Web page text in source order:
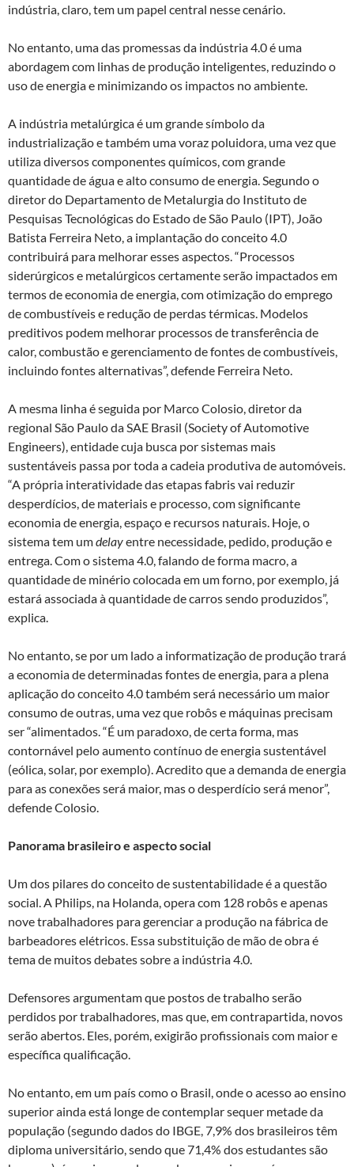
indústria, claro, tem um papel central nesse cenário.
No entanto, uma das promessas da indústria 4.0 é uma
abordagem com linhas de produção inteligentes, reduzindo o
uso de energia e minimizando os impactos no ambiente.
A indústria metalúrgica é um grande símbolo da
industrialização e também uma voraz poluidora, uma vez que
utiliza diversos componentes químicos, com grande
quantidade de água e alto consumo de energia. Segundo o
diretor do Departamento de Metalurgia do Instituto de
Pesquisas Tecnológicas do Estado de São Paulo (IPT), João
Batista Ferreira Neto, a implantação do conceito 4.0
contribuirá para melhorar esses aspectos. “Processos
siderúrgicos e metalúrgicos certamente serão impactados em
termos de economia de energia, com otimização do emprego
de combustíveis e redução de perdas térmicas. Modelos
preditivos podem melhorar processos de transferência de
calor, combustão e gerenciamento de fontes de combustíveis,
incluindo fontes alternativas”, defende Ferreira Neto.
A mesma linha é seguida por Marco Colosio, diretor da
regional São Paulo da SAE Brasil (Society of Automotive
Engineers), entidade cuja busca por sistemas mais
sustentáveis passa por toda a cadeia produtiva de automóveis.
“A própria interatividade das etapas fabris vai reduzir
desperdícios, de materiais e processo, com significante
economia de energia, espaço e recursos naturais. Hoje, o
sistema tem umdelayentre necessidade, pedido, produção e
entrega. Com o sistema 4.0, falando de forma macro, a
quantidade de minério colocada em um forno, por exemplo, já
estará associada à quantidade de carros sendo produzidos”,
explica.
No entanto, se por um lado a informatização de produção trará
a economia de determinadas fontes de energia, para a plena
aplicação do conceito 4.0 também será necessário um maior
consumo de outras, uma vez que robôs e máquinas precisam
ser “alimentados. “É um paradoxo, de certa forma, mas
contornável pelo aumento contínuo de energia sustentável
(eólica, solar, por exemplo). Acredito que a demanda de energia
para as conexões será maior, mas o desperdício será menor”,
defende Colosio.
Panorama brasileiro e aspecto social
Um dos pilares do conceito de sustentabilidade é a questão
social. A Philips, na Holanda, opera com 128 robôs e apenas
nove trabalhadores para gerenciar a produção na fábrica de
barbeadores elétricos. Essa substituição de mão de obra é
tema de muitos debates sobre a indústria 4.0.
Defensores argumentam que postos de trabalho serão
perdidos por trabalhadores, mas que, em contrapartida, novos
serão abertos. Eles, porém, exigirão profissionais com maior e
específica qualificação.
No entanto, em um país como o Brasil, onde o acesso ao ensino
superior ainda está longe de contemplar sequer metade da
população (segundo dados do IBGE, 7,9% dos brasileiros têm
diploma universitário, sendo que 71,4% dos estudantes são